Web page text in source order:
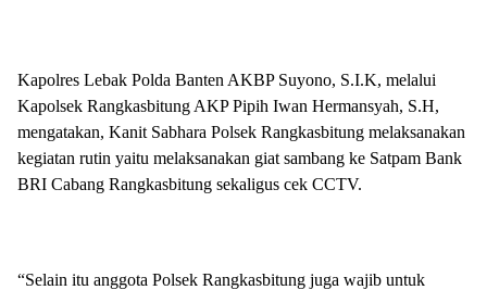
Kapolres Lebak Polda Banten AKBP Suyono, S.I.K, melalui
Kapolsek Rangkasbitung AKP Pipih Iwan Hermansyah, S.H,
mengatakan, Kanit Sabhara Polsek Rangkasbitung melaksanakan
kegiatan rutin yaitu melaksanakan giat sambang ke Satpam Bank
BRI Cabang Rangkasbitung sekaligus cek CCTV.
“Selain itu anggota Polsek Rangkasbitung juga wajib untuk